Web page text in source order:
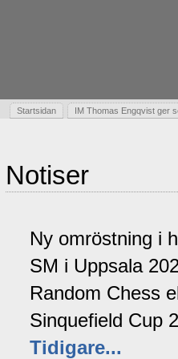
Startsidan IM Thomas Engqvist ger
Notiser
Ny omröstning i
SM i Uppsala
Random Chess
Sinquefield Cup
Tidigare...